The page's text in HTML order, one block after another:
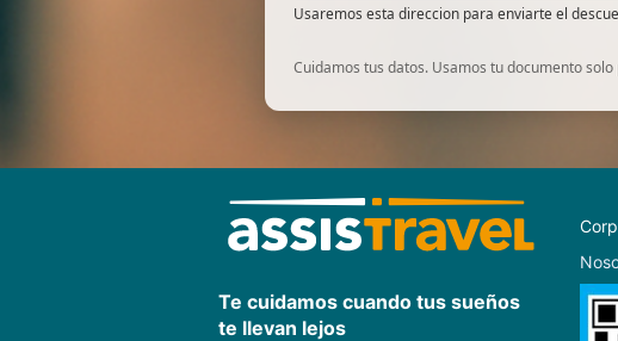
Usaremos esta direccion para enviarte el
Cuidamos tus datos. Usamos tu documento
Te cuidamos cuando tus sueños
te llevan lejos